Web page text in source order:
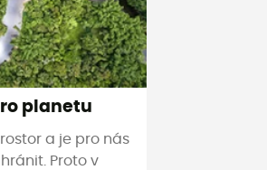
planetu
a je pro nás
Proto v